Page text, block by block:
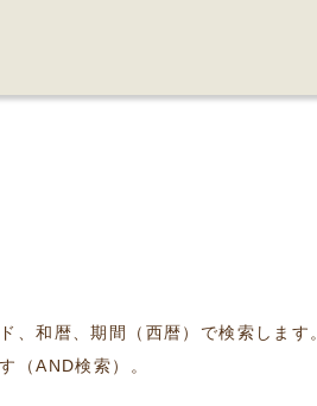
、和暦、期間（西暦）で検索しま
（AND検索）。